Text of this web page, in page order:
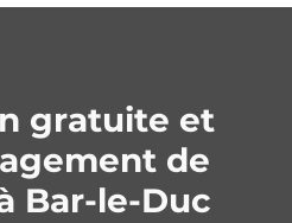
gratuite et
de
Bar-le-Duc